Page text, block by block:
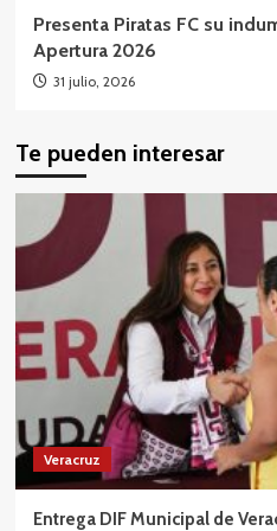
Presenta Piratas FC su
Apertura 2026
31 julio, 2026
Te pueden interesar
Veracruz
Entrega DIF Municipal de